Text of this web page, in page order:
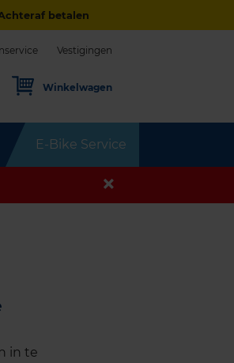
betalen
E-Bike Service
Vestigingen
Winkelwagen
in te